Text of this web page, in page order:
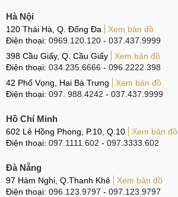
Hà Nội
120 Thái Hà, Q. Đống Đa
Xem bản đồ
Điện thoại: 0969.120.120 - 037.437.9999
398 Cầu Giấy, Q. Cầu Giấy
Xem bản đồ
Điện thoại: 034.235.6666 - 096.2222.398
42 Phố Vọng, Hai Bà Trưng
Xem bản đồ
Điện thoại: 097. 988.4242 - 037.437.9999
Hồ Chí Minh
602 Lê Hồng Phong, P.10, Q.10
Xem bản đồ
Điện thoại: 097.1111.602 - 097.3333.602
Đà Nẵng
97 Hàm Nghi, Q.Thanh Khê
Xem bản đồ
Điện thoại: 096.123.9797 - 097.123.9797